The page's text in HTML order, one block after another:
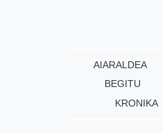
AIARALDEA
BEGITU
KRONIKA